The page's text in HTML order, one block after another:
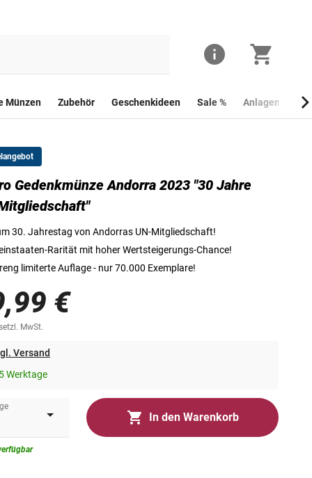
Münzen Zubehör Geschenkideen Sale % Anlagemünzen
Die Vorderseite der 2 Euro Gedenkmünze Andorra 2023 "30 Jahre UN-
Gedenkmünze Andorra 2023 "30 Jahre
30. Jahrestag von Andorras UN-Mitgliedschaft!
Rarität mit hoher Wertsteigerungs-Chance!
limiterte Auflage - nur 70.000 Exemplare!
€
MwSt.
Versand
Werktage
In den Warenkorb